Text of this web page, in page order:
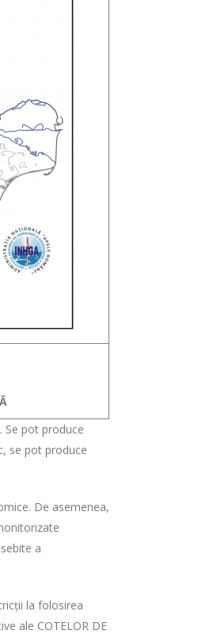
Se pot produce
se pot produce
De asemenea,
a
la folosirea
ale COTELOR DE